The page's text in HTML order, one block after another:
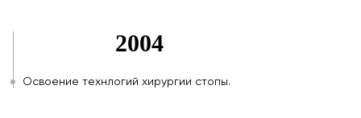
2004
Освоение технлогий хирургии стопы.